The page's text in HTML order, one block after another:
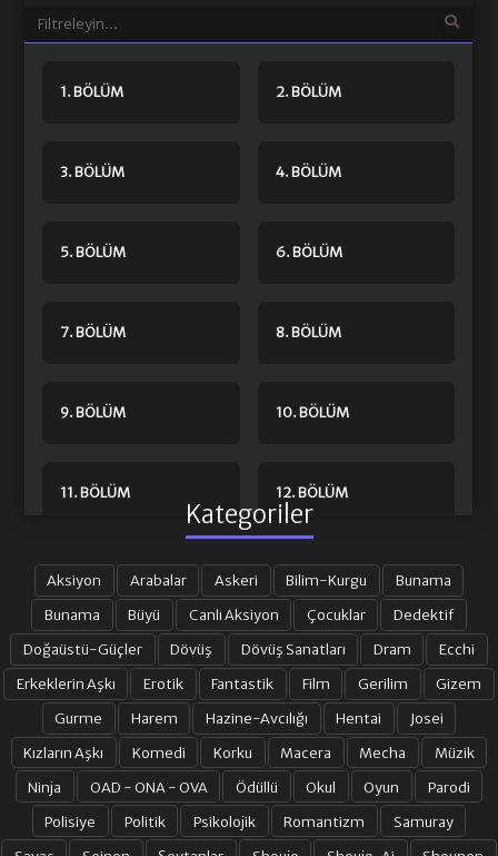
1. BÖLÜM 2. BÖLÜM
3. BÖLÜM 4. BÖLÜM
5. BÖLÜM 6. BÖLÜM
7. BÖLÜM 8. BÖLÜM
9. BÖLÜM 10. BÖLÜM
11. BÖLÜM 12. BÖLÜM
13. BÖLÜM 14. BÖLÜM
15. BÖLÜM 16. BÖLÜM
17. BÖLÜM 18. BÖLÜM
19. BÖLÜM 20. BÖLÜM
Kategoriler
Aksiyon Arabalar Askeri Bilim-Kurgu
Bunama
Bunama
Büyü Canlı Aksiyon Çocuklar
Dedektif
Doğaüstü-Güçler
Dövüş Dövüş Sanatları Dram
Ecchi
Erkeklerin Aşkı
Erotik Fantastik Film Gerilim
Gizem
Gurme
Harem Hazine-Avcılığı Hentai
Josei
Kızların Aşkı
Komedi Korku Macera Mecha
Müzik
Ninja
OAD - ONA - OVA Ödüllü Okul Oyun
Parodi
Polisiye
Politik Psikolojik Romantizm
Samuray